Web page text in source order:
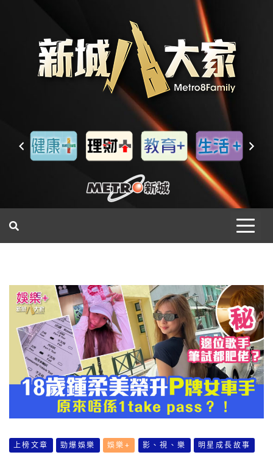
上榜文章 勁爆娛樂 娛樂+ 影、視、樂 明星成長故事